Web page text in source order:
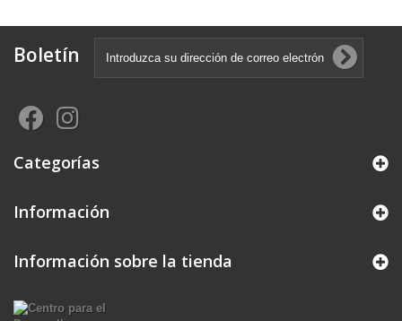
Boletín
Categorías
Información
Información sobre la tienda